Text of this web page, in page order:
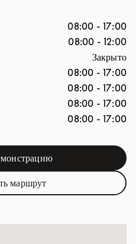
08:00 - 17:00
08:00 - 12:00
Закрыто
08:00 - 17:00
08:00 - 17:00
08:00 - 17:00
08:00 - 17:00
Link Opens in New Tab
маршрут
Link Opens in New Tab